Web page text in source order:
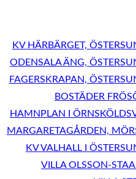
KV HÄRBÄRGET,
ODENSALA ÄNG,
FAGERSKRAPAN,
BOSTÄDER
HAMNPLAN I
MARGARETAGÅRDEN,
KV VALHALL I
VILLA OLSSON-